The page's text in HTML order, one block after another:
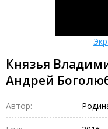
Князья
Андрей
Автор: